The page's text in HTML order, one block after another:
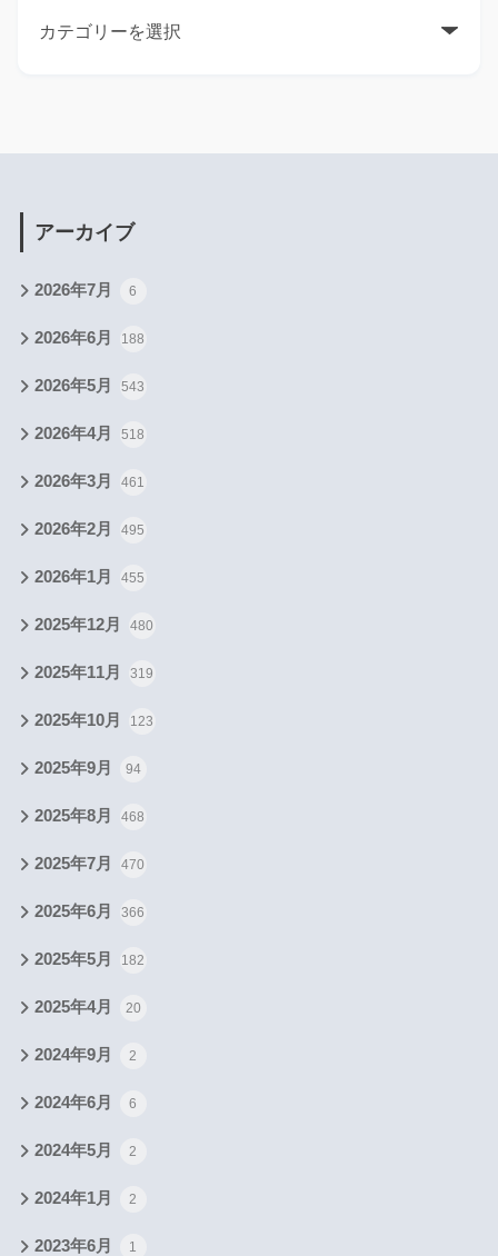
アーカイブ
2026年7月 6
2026年6月 188
2026年5月 543
2026年4月 518
2026年3月 461
2026年2月 495
2026年1月 455
2025年12月 480
2025年11月 319
2025年10月 123
2025年9月 94
2025年8月 468
2025年7月 470
2025年6月 366
2025年5月 182
2025年4月 20
2024年9月 2
2024年6月 6
2024年5月 2
2024年1月 2
2023年6月 1